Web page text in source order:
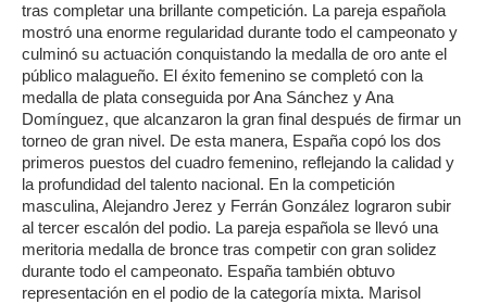
tras completar una brillante competición. La pareja española
mostró una enorme regularidad durante todo el campeonato y
culminó su actuación conquistando la medalla de oro ante el
público malagueño. El éxito femenino se completó con la
medalla de plata conseguida por Ana Sánchez y Ana
Domínguez, que alcanzaron la gran final después de firmar un
torneo de gran nivel. De esta manera, España copó los dos
primeros puestos del cuadro femenino, reflejando la calidad y
la profundidad del talento nacional. En la competición
masculina, Alejandro Jerez y Ferrán González lograron subir
al tercer escalón del podio. La pareja española se llevó una
meritoria medalla de bronce tras competir con gran solidez
durante todo el campeonato. España también obtuvo
representación en el podio de la categoría mixta. Marisol